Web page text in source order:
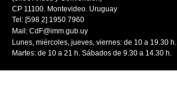
CP 11100. Montevideo. Uruguay
Tel: [598 2] 1950 7960
Mail: CdF@imm.gub.uy
Lunes, miércoles, jueves, viernes: de 10 a 19.30 h.
Martes: de 10 a 21 h. Sábados de 9.30 a 14.30 h.